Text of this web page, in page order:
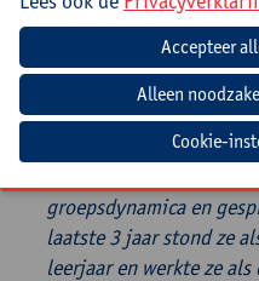
concrete voorbeelden
scholen uit het
is pedagoog
als lerarenopleider in
onderwijs van Karel de
groepsdynamica en
laatste 3 jaar stond ze
leerjaar en werkte ze
Cookie-